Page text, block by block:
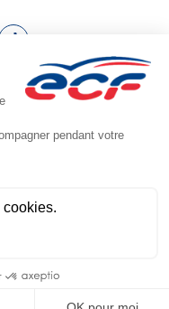
fenêtre)
(nouvelle fenêtre)
(nouvelle fenêtre)
TikTok (nouvelle fenêtre)
Capital social: 100200€
FR 95 314720731
(74800) - Représentant légal